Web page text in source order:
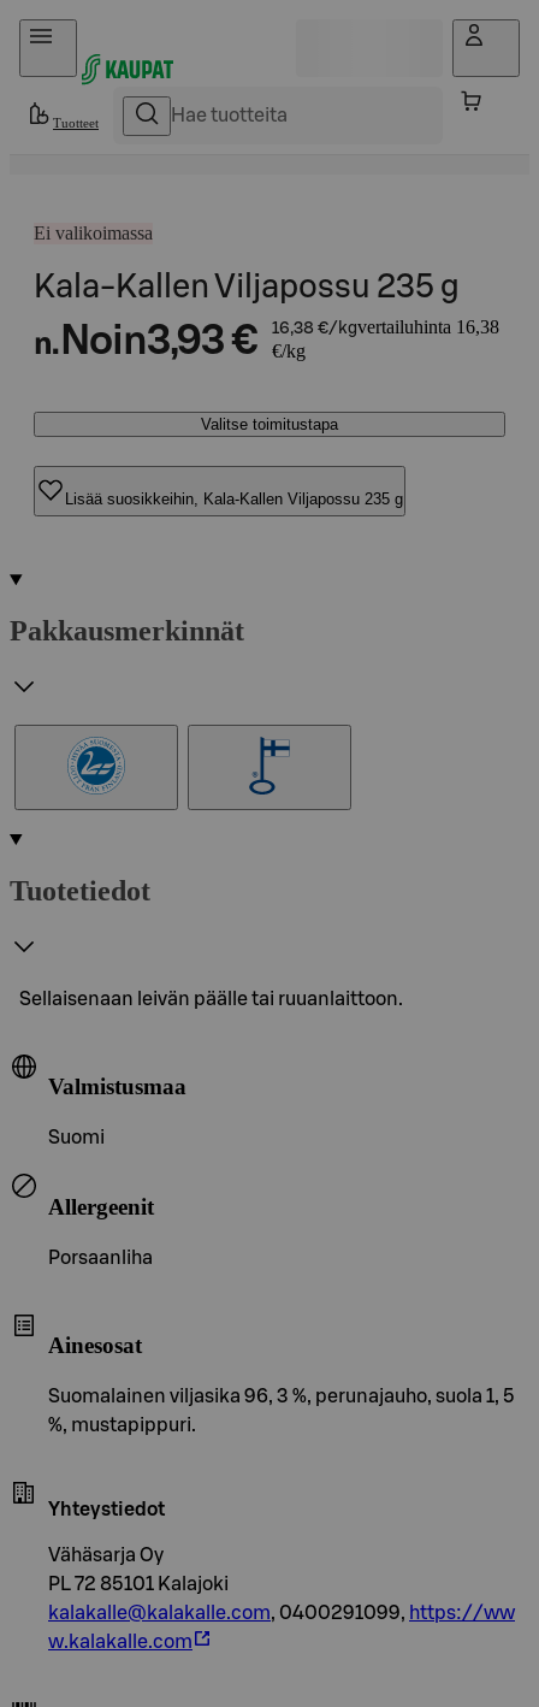
Hyppää sisältöön
Tuotteet
Ei valikoimassa
Kala-Kallen Viljapossu 235 g
n. Noin3,93 € 16,38 €/kgvertailuhinta 16,38
€/kg
Valitse toimitustapa
Lisää suosikkeihin, Kala-Kallen Viljapossu 235 g
Pakkausmerkinnät
Tuotetiedot
Sellaisenaan leivän päälle tai ruuanlaittoon.
Valmistusmaa
Suomi
Allergeenit
Porsaanliha
Ainesosat
Suomalainen viljasika 96, 3 %, perunajauho, suola 1, 5
%, mustapippuri.
Yhteystiedot
Vähäsarja Oy
PL 72 85101 Kalajoki
kalakalle@kalakalle.com, 0400291099, https://ww
w.kalakalle.com